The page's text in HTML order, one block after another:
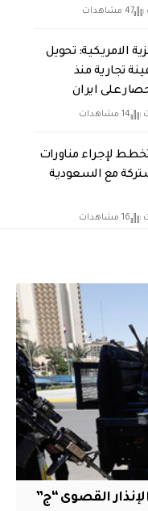
47 مشاهدات
الامريكية: تحويل
سفينة تجارية منذ
على ايران
14 مشاهدات
تخطط لإجراء مناورات
مع السعودية
16 مشاهدات
القصوى “ج”